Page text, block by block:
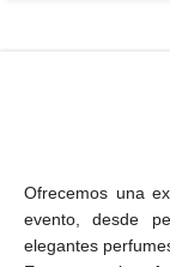
Ofrecemos una
evento, desde
elegantes